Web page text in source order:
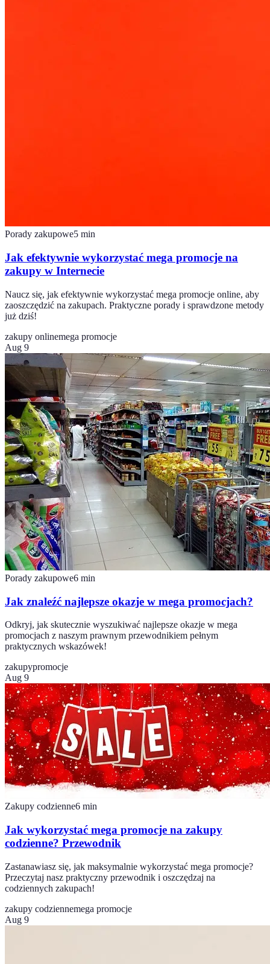
Porady zakupowe5 min
Jak efektywnie wykorzystać mega promocje na
zakupy w Internecie
Naucz się, jak efektywnie wykorzystać mega promocje online, aby
zaoszczędzić na zakupach. Praktyczne porady i sprawdzone metody
już dziś!
zakupy onlinemega promocje
Aug 9
Porady zakupowe6 min
Jak znaleźć najlepsze okazje w mega promocjach?
Odkryj, jak skutecznie wyszukiwać najlepsze okazje w mega
promocjach z naszym prawnym przewodnikiem pełnym
praktycznych wskazówek!
zakupypromocje
Aug 9
Zakupy codzienne6 min
Jak wykorzystać mega promocje na zakupy
codzienne? Przewodnik
Zastanawiasz się, jak maksymalnie wykorzystać mega promocje?
Przeczytaj nasz praktyczny przewodnik i oszczędzaj na
codziennych zakupach!
zakupy codziennemega promocje
Aug 9